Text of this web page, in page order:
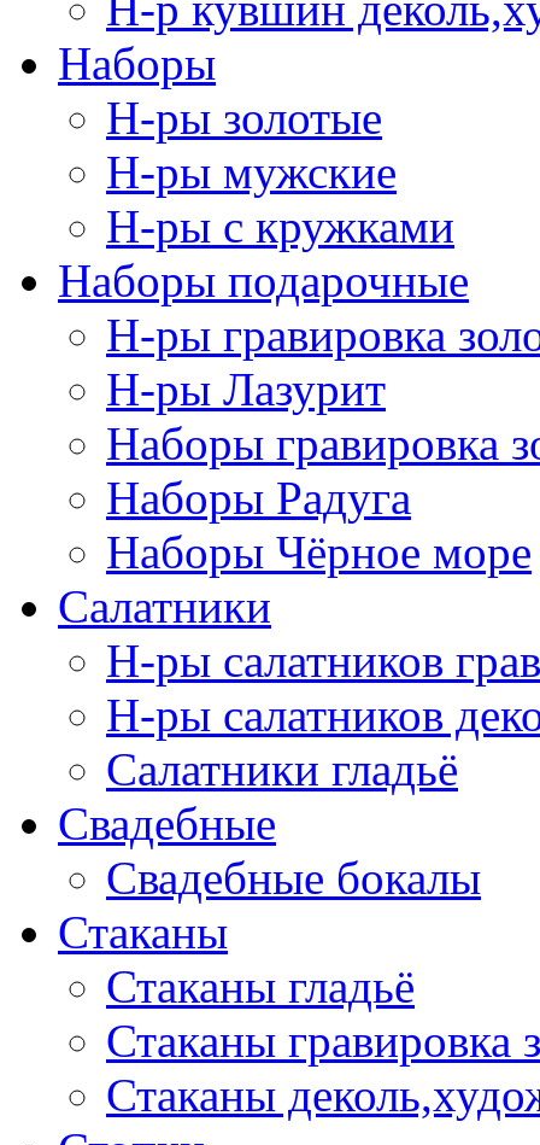
Наборы
Н-ры золотые
Н-ры мужские
Н-ры с кружками
Наборы подарочные
Н-ры гравировка
Н-ры Лазурит
Наборы гравировка
Наборы Радуга
Наборы Чёрное море
Салатники
Н-ры салатников
Н-ры салатников
Салатники гладьё
Свадебные
Свадебные бокалы
Стаканы
Стаканы гладьё
Стаканы гравировка
Стаканы